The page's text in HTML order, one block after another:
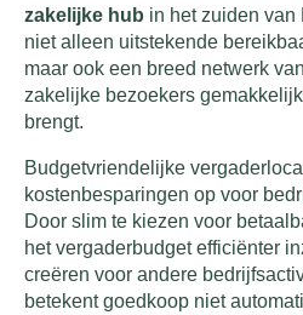
zakelijke hub in het zuiden van
niet alleen uitstekende
maar ook een breed netwerk
zakelijke bezoekers
brengt.
Budgetvriendelijke
kostenbesparingen op voor
Door slim te kiezen voor
het vergaderbudget efficiënter
creëren voor andere
betekent goedkoop niet